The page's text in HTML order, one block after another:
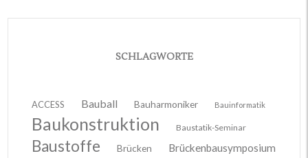
SCHLAGWORTE
ACCESS Bauball Bauharmoniker Bauinformatik
Baukonstruktion Baustatik-Seminar
Baustoffe Brücken Brückenbausymposium